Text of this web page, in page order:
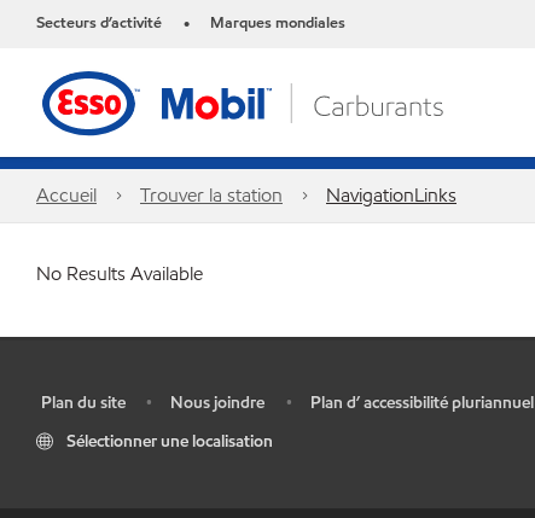
Secteurs d’activité • Marques mondiales
Accueil Trouver la station NavigationLinks
No Results Available
Plan du site • Nous joindre •
Plan d’ accessibilité pluriannuel
Sélectionner une localisation